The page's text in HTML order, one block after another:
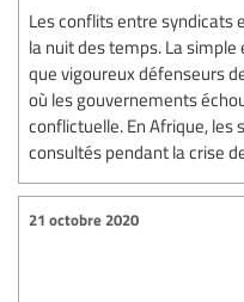
Les conflits entre syndicats
la nuit des temps. La
que vigoureux défenseurs
où les gouvernements
conflictuelle. En Afrique,
consultés pendant la crise
21 octobre 2020